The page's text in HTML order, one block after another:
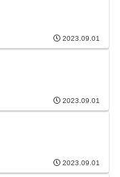
2023.09.01
2023.09.01
2023.09.01